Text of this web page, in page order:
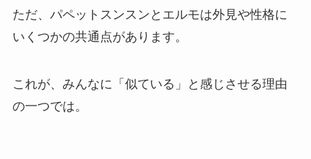
ただ、パペットスンスンとエルモは外見や性格に
いくつかの共通点があります。
これが、みんなに「似ている」と感じさせる理由
の一つでは。